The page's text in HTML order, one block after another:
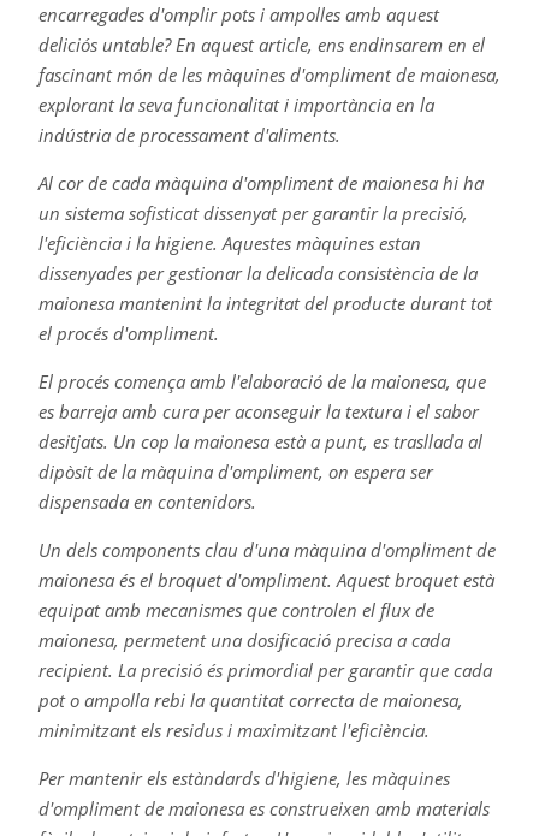
encarregades d'omplir pots i ampolles amb aquest
deliciós untable? En aquest article, ens endinsarem en el
fascinant món de les màquines d'ompliment de maionesa,
explorant la seva funcionalitat i importància en la
indústria de processament d'aliments.
Al cor de cada màquina d'ompliment de maionesa hi ha
un sistema sofisticat dissenyat per garantir la precisió,
l'eficiència i la higiene. Aquestes màquines estan
dissenyades per gestionar la delicada consistència de la
maionesa mantenint la integritat del producte durant tot
el procés d'ompliment.
El procés comença amb l'elaboració de la maionesa, que
es barreja amb cura per aconseguir la textura i el sabor
desitjats. Un cop la maionesa està a punt, es trasllada al
dipòsit de la màquina d'ompliment, on espera ser
dispensada en contenidors.
Un dels components clau d'una màquina d'ompliment de
maionesa és el broquet d'ompliment. Aquest broquet està
equipat amb mecanismes que controlen el flux de
maionesa, permetent una dosificació precisa a cada
recipient. La precisió és primordial per garantir que cada
pot o ampolla rebi la quantitat correcta de maionesa,
minimitzant els residus i maximitzant l'eficiència.
Per mantenir els estàndards d'higiene, les màquines
d'ompliment de maionesa es construeixen amb materials